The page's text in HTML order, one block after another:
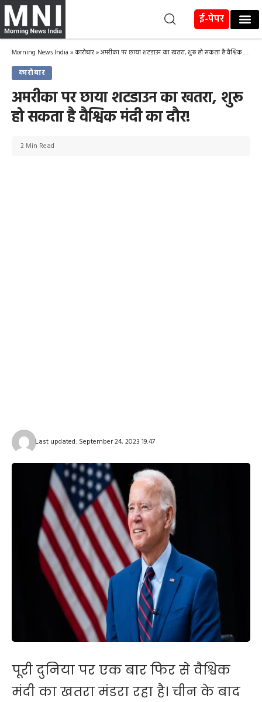
ई-पेपर
Morning News India »कारोबार»अमरीका पर छाया शटडाउन का खतरा, शुरू हो सकता है वैश्विक मंदी का दौर!
कारोबार
अमरीका पर छाया शटडाउन का खतरा, शुरू
हो सकता है वैश्विक मंदी का दौर!
Last updated: September 24, 2023 19:47
2 Min Read
पूरी दुनिया पर एक बार फिर से वैश्विक
मंदी का खतरा मंडरा रहा है। चीन के बाद